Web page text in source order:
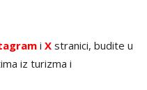
i X stranici, budite u
iz turizma i